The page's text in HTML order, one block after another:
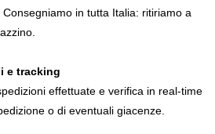
in tutta Italia: ritiriamo a
e tracking
effettuate e verifica in real-time
o di eventuali giacenze.